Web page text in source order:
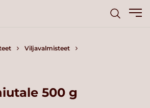
Viljavalmisteet
500 g